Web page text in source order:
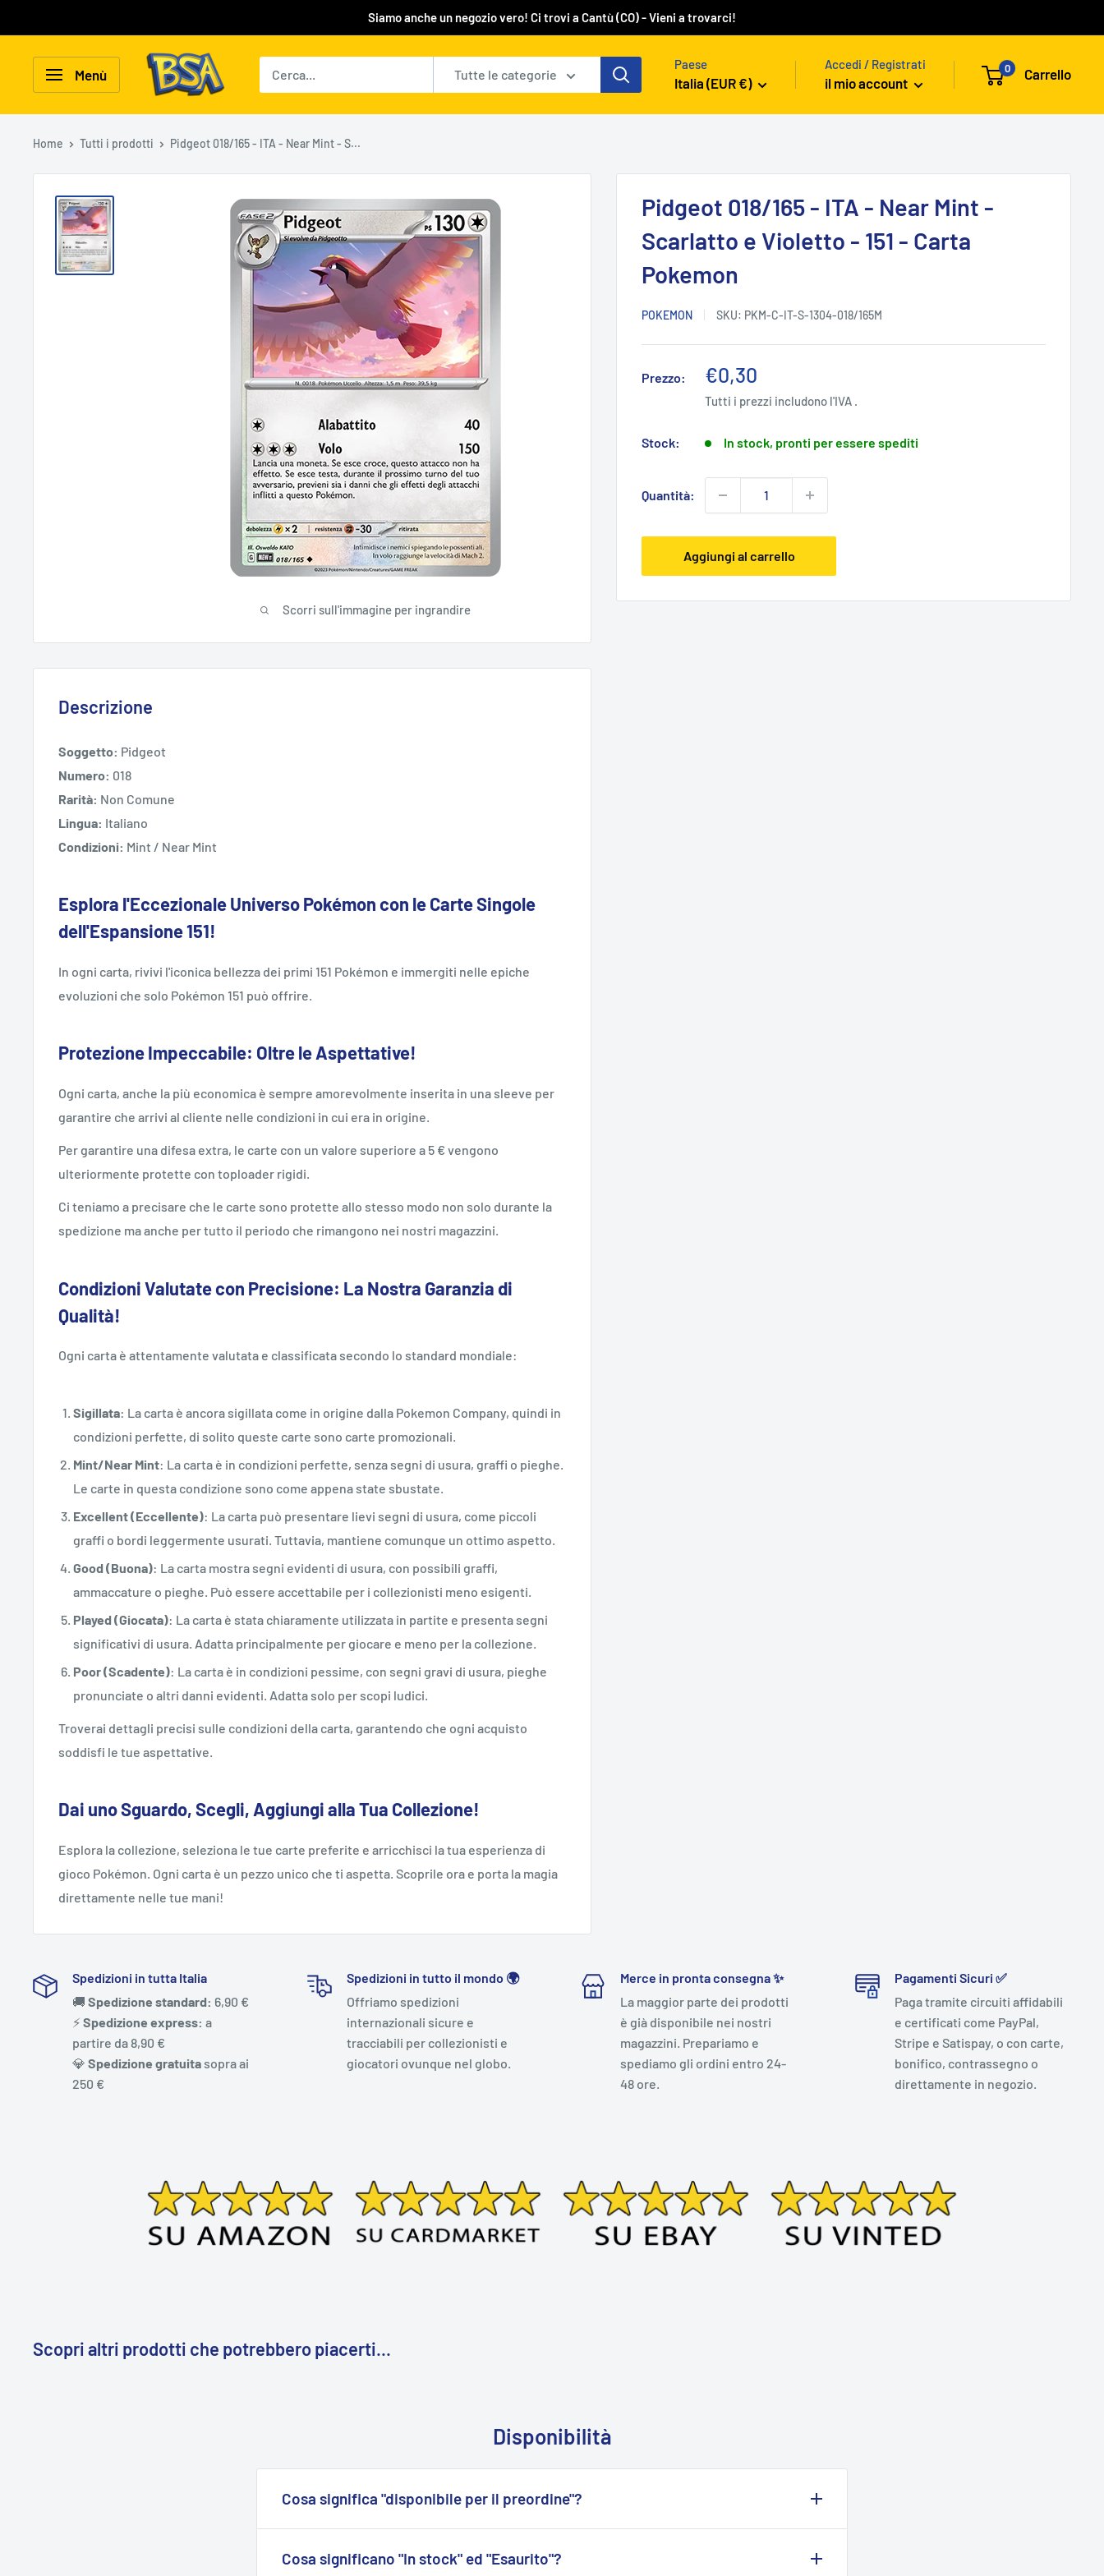
al
contenuto
Siamo anche un negozio vero! Ci trovi a Cantù (CO) - Vieni a trovarci!
Menù
BSA
Carte
Collezionabili
Tutte le categorie
Paese
Italia (EUR €)
Accedi / Registrati
il mio account
0 Carrello
Home Tutti i prodotti Pidgeot 018/165 - ITA - Near Mint - S...
Scorri sull'immagine per ingrandire
Pidgeot 018/165 - ITA - Near Mint -
Scarlatto e Violetto - 151 - Carta
Pokemon
POKEMON SKU: PKM-C-IT-S-1304-018/165M
Prezzo:
Prezzo
scontato
€0,30
Tutti i prezzi includono l'IVA .
Stock: In stock, pronti per essere spediti
Quantità:
Aggiungi al carrello
Descrizione
Soggetto: Pidgeot
Numero: 018
Rarità: Non Comune
Lingua: Italiano
Condizioni: Mint / Near Mint
Esplora l'Eccezionale Universo Pokémon con le Carte Singole
dell'Espansione 151!
In ogni carta, rivivi l'iconica bellezza dei primi 151 Pokémon e immergiti nelle epiche
evoluzioni che solo Pokémon 151 può offrire.
Protezione Impeccabile: Oltre le Aspettative!
Ogni carta, anche la più economica è sempre amorevolmente inserita in una sleeve per
garantire che arrivi al cliente nelle condizioni in cui era in origine.
Per garantire una difesa extra, le carte con un valore superiore a 5 € vengono
ulteriormente protette con toploader rigidi.
Ci teniamo a precisare che le carte sono protette allo stesso modo non solo durante la
spedizione ma anche per tutto il periodo che rimangono nei nostri magazzini.
Condizioni Valutate con Precisione: La Nostra Garanzia di
Qualità!
Ogni carta è attentamente valutata e classificata secondo lo standard mondiale:
Sigillata: La carta è ancora sigillata come in origine dalla Pokemon Company, quindi in
condizioni perfette, di solito queste carte sono carte promozionali.
Mint/Near Mint: La carta è in condizioni perfette, senza segni di usura, graffi o pieghe.
Le carte in questa condizione sono come appena state sbustate.
Excellent (Eccellente): La carta può presentare lievi segni di usura, come piccoli
graffi o bordi leggermente usurati. Tuttavia, mantiene comunque un ottimo aspetto.
Good (Buona): La carta mostra segni evidenti di usura, con possibili graffi,
ammaccature o pieghe. Può essere accettabile per i collezionisti meno esigenti.
Played (Giocata): La carta è stata chiaramente utilizzata in partite e presenta segni
significativi di usura. Adatta principalmente per giocare e meno per la collezione.
Poor (Scadente): La carta è in condizioni pessime, con segni gravi di usura, pieghe
pronunciate o altri danni evidenti. Adatta solo per scopi ludici.
Troverai dettagli precisi sulle condizioni della carta, garantendo che ogni acquisto
soddisfi le tue aspettative.
Dai uno Sguardo, Scegli, Aggiungi alla Tua Collezione!
Esplora la collezione, seleziona le tue carte preferite e arricchisci la tua esperienza di
gioco Pokémon. Ogni carta è un pezzo unico che ti aspetta. Scoprile ora e porta la magia
direttamente nelle tue mani!
Spedizioni in tutta Italia
🚚 Spedizione standard: 6,90 €
⚡️Spedizione express: a
partire da 8,90 €
💎 Spedizione gratuita sopra ai
250 €
Spedizioni in tutto il mondo 🌍
Offriamo spedizioni
internazionali sicure e
tracciabili per collezionisti e
giocatori ovunque nel globo.
Merce in pronta consegna ✨
La maggior parte dei prodotti
è già disponibile nei nostri
magazzini. Prepariamo e
spediamo gli ordini entro 24-
48 ore.
Pagamenti Sicuri ✅
Paga tramite circuiti affidabili
e certificati come PayPal,
Stripe e Satispay, o con carte,
bonifico, contrassegno o
direttamente in negozio.
Scopri altri prodotti che potrebbero piacerti...
Disponibilità
Cosa significa "disponibile per il preordine"?
I prodotti contrassegnati come "Disponibili per il preordine" sono acquistabili, ma non
sono immediatamente pronti per la spedizione.
Cosa significano "In stock" ed "Esaurito"?